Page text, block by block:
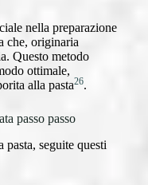
nella preparazione
che, originaria
Questo metodo
ottimale,
alla pasta26.
passo passo
pasta, seguite questi